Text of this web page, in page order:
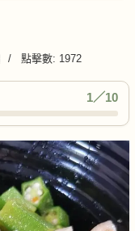
點擊數: 1972
1／10